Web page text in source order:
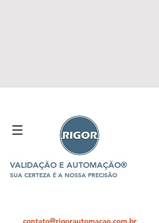
VALIDAÇÃO E AUTOMAÇÃO®
SUA CERTEZA É A NOSSA PRECISÃO
contato@rigorautomacao.com.br